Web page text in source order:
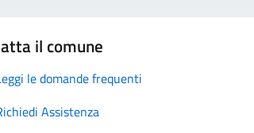
il comune
le domande frequenti
Assistenza